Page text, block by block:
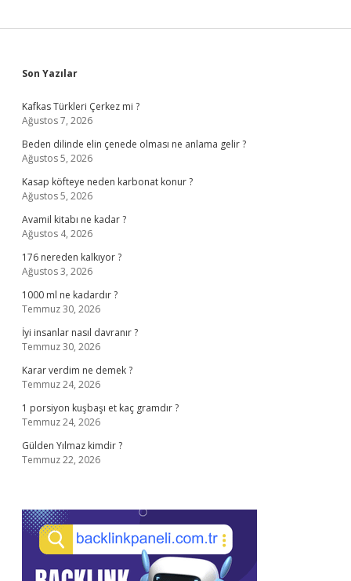
Sidebar
Son Yazılar
Kafkas Türkleri Çerkez mi ?
Ağustos 7, 2026
Beden dilinde elin çenede olması ne anlama gelir ?
Ağustos 5, 2026
Kasap köfteye neden karbonat konur ?
Ağustos 5, 2026
Avamil kitabı ne kadar ?
Ağustos 4, 2026
176 nereden kalkıyor ?
Ağustos 3, 2026
1000 ml ne kadardır ?
Temmuz 30, 2026
İyi insanlar nasıl davranır ?
Temmuz 30, 2026
Karar verdim ne demek ?
Temmuz 24, 2026
1 porsiyon kuşbaşı et kaç gramdır ?
Temmuz 24, 2026
Gülden Yılmaz kimdir ?
Temmuz 22, 2026